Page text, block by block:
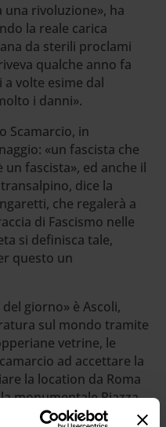
rivoluzione», ha
la reale carica
da sterili proclami
qualche anno fa
a volte esime dal
i danni».
Scamarcio, in
«un fascista che
fascista», ed anche il
dice la
che regalerà a
di Fascismo nelle
si definisca tale,
questo un
giorno» è Ascoli,
sul mondo tramite
vetrine, le
ad accettare la
la location da Roma
monumentale Piazza
via delle Stelle e